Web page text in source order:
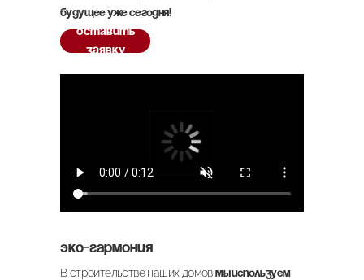
будущее уже сегодня!
Оставить
заявку
В строительстве наших домовмы используем
Эко-гармония